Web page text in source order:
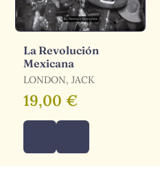
La Revolución
Mexicana
LONDON, JACK
19,00 €